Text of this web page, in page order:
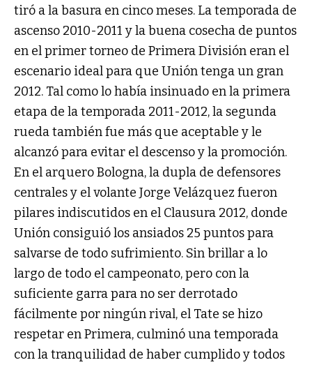
tiró a la basura en cinco meses. La temporada de
ascenso 2010-2011 y la buena cosecha de puntos
en el primer torneo de Primera División eran el
escenario ideal para que Unión tenga un gran
2012. Tal como lo había insinuado en la primera
etapa de la temporada 2011-2012, la segunda
rueda también fue más que aceptable y le
alcanzó para evitar el descenso y la promoción.
En el arquero Bologna, la dupla de defensores
centrales y el volante Jorge Velázquez fueron
pilares indiscutidos en el Clausura 2012, donde
Unión consiguió los ansiados 25 puntos para
salvarse de todo sufrimiento. Sin brillar a lo
largo de todo el campeonato, pero con la
suficiente garra para no ser derrotado
fácilmente por ningún rival, el Tate se hizo
respetar en Primera, culminó una temporada
con la tranquilidad de haber cumplido y todos